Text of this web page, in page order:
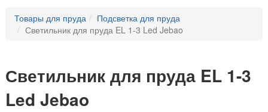
Товары для пруда
Подсветка для пруда
Светильник для пруда EL 1-3 Led Jebao
Светильник для пруда EL 1-3
Led Jebao